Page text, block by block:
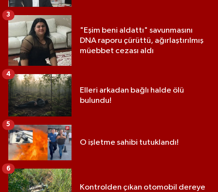
"Eşim beni aldattı" savunmasını
DNA raporu çürüttü, ağırlaştırılmış
müebbet cezası aldı
3
Elleri arkadan bağlı halde ölü
bulundu!
4
O işletme sahibi tutuklandı!
5
Kontrolden çıkan otomobil dereye
6